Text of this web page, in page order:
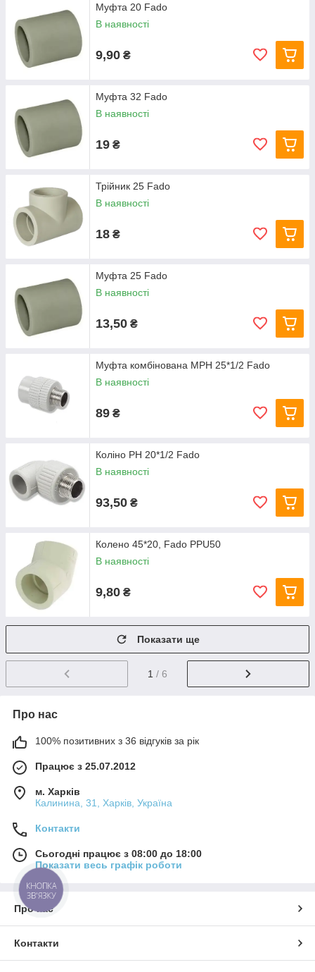
Муфта 20 Fado
В наявності
9,90 ₴
Муфта 32 Fado
В наявності
19 ₴
Трійник 25 Fado
В наявності
18 ₴
Муфта 25 Fado
В наявності
13,50 ₴
Муфта комбінована МРН 25*1/2 Fado
В наявності
89 ₴
Коліно РН 20*1/2 Fado
В наявності
93,50 ₴
Колено 45*20, Fado PPU50
В наявності
9,80 ₴
Показати ще
1 / 6
Про нас
100% позитивних з 36 відгуків за рік
Працює з 25.07.2012
м. Харків
Калинина, 31, Харків, Україна
Контакти
Сьогодні працює з 08:00 до 18:00
Показати весь графік роботи
Про нас
Контакти
КНОПКА
ЗВ'ЯЗКУ